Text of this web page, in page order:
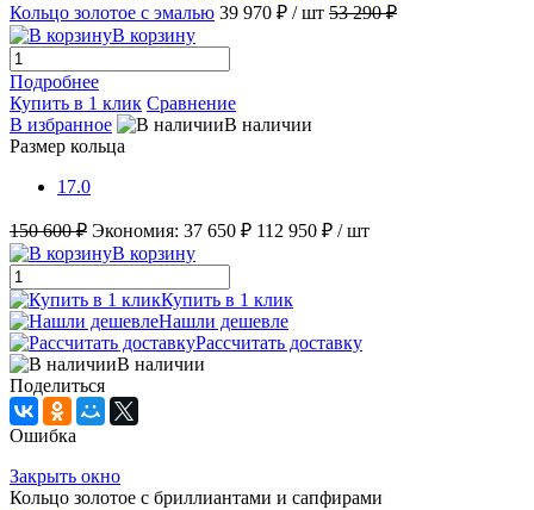
Кольцо золотое с эмалью 39 970 ₽ / шт 53 290 ₽
В корзину
Подробнее
Купить в 1 клик Сравнение
В избранное
В наличии
Размер кольца
17.0
150 600 ₽ Экономия: 37 650 ₽ 112 950 ₽ / шт
В корзину
Купить в 1 клик
Нашли дешевле
Рассчитать доставку
В наличии
Поделиться
Ошибка
Закрыть окно
Кольцо золотое с бриллиантами и сапфирами